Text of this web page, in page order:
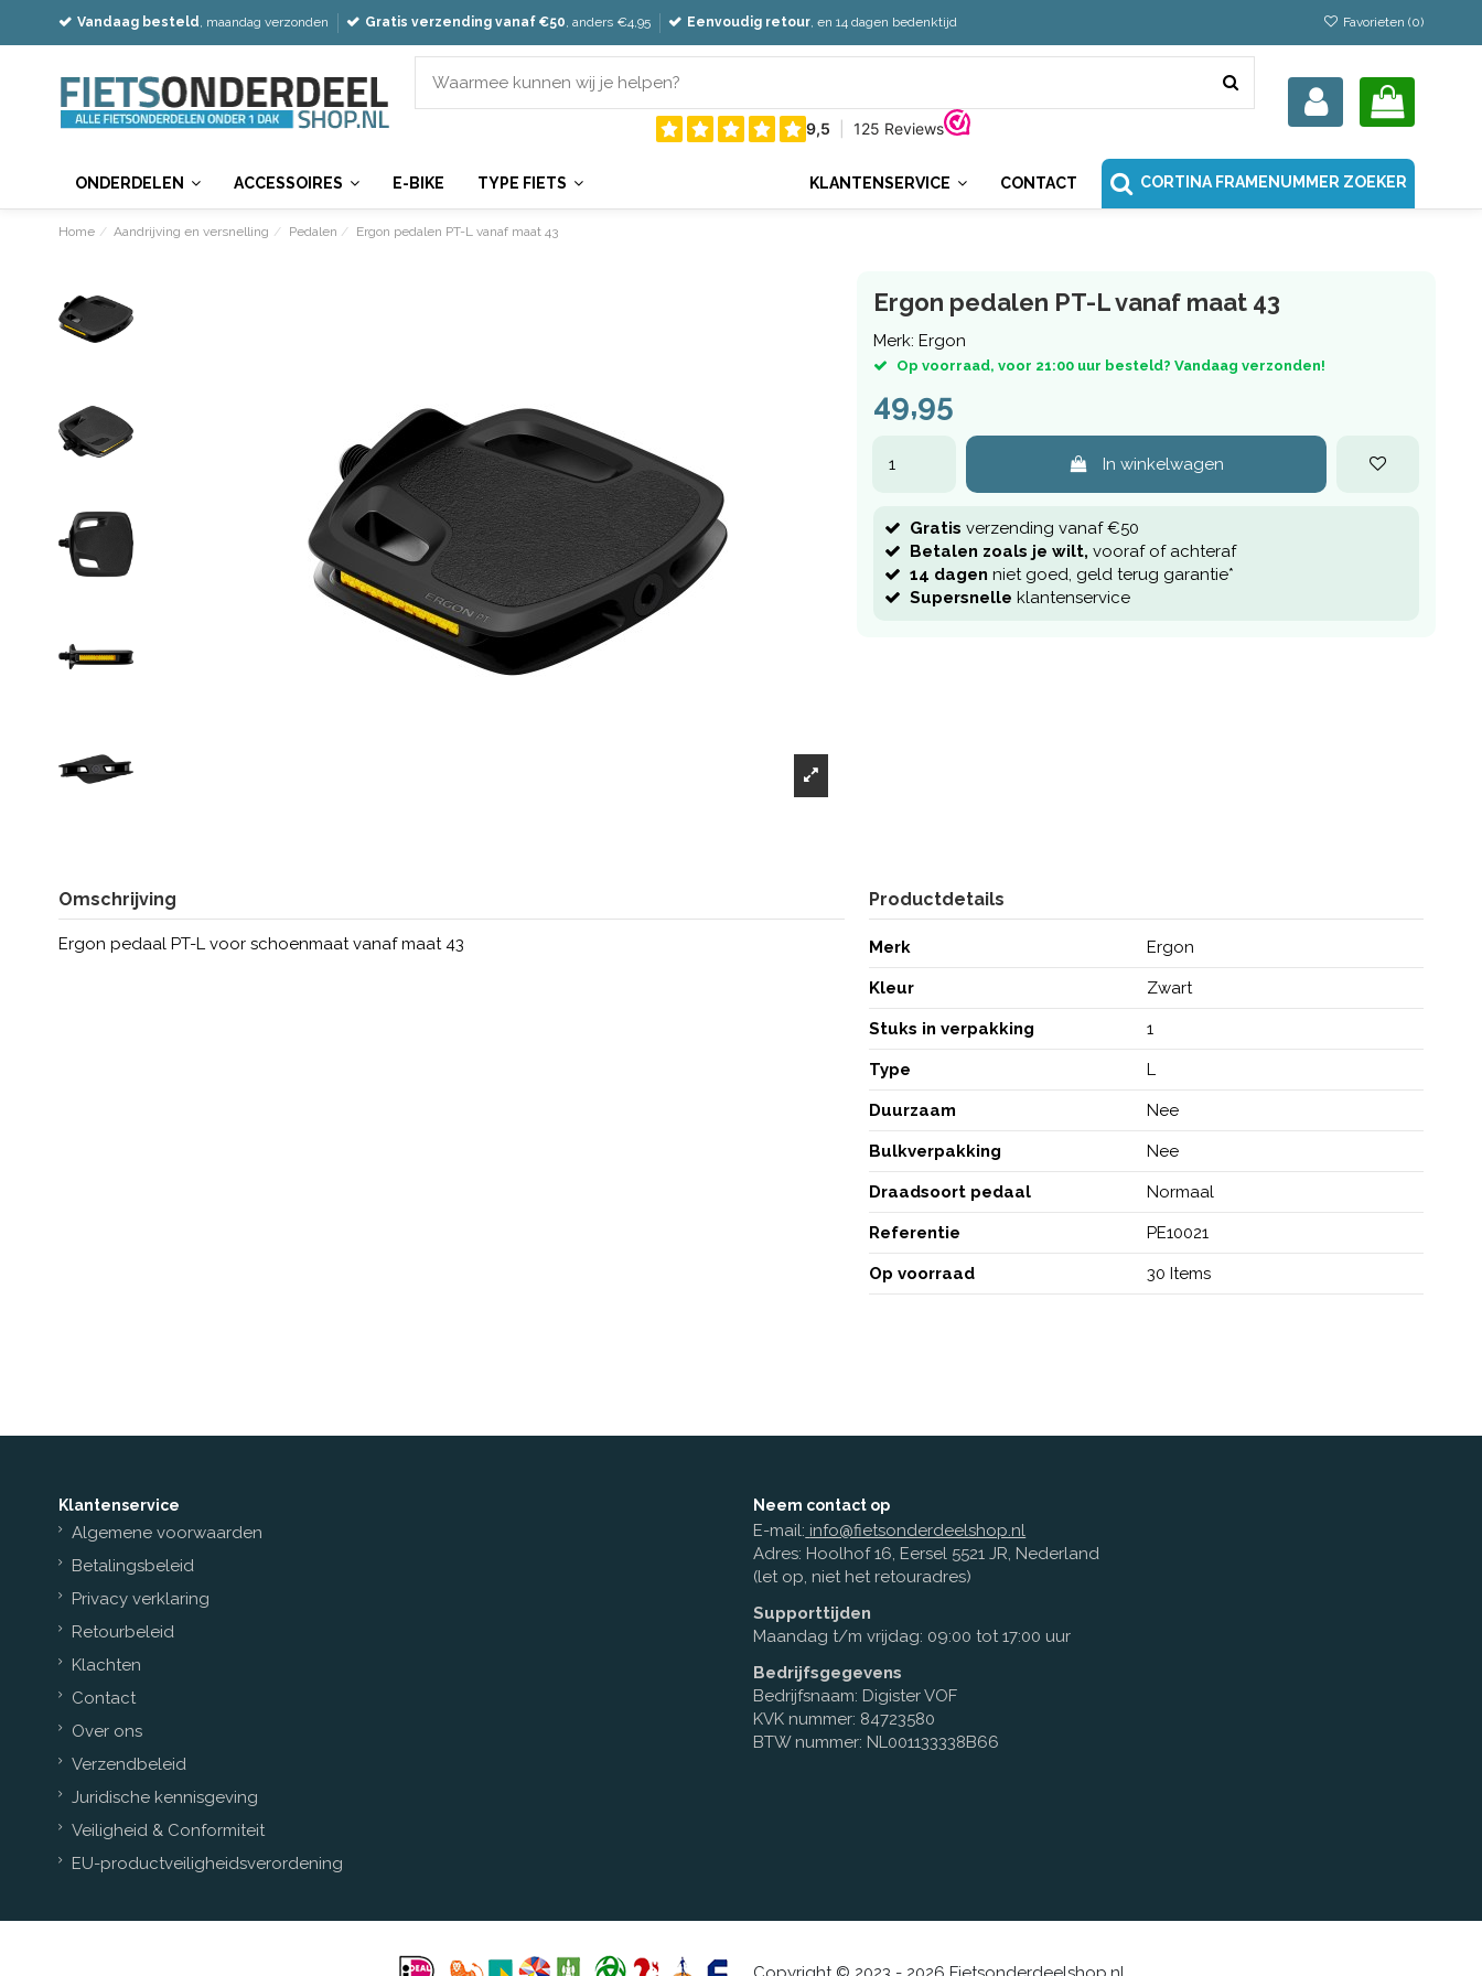
Vandaag besteld, maandag verzonden Gratis verzending vanaf €50, anders €4,95 Eenvoudig retour, en 14 dagen bedenktijd Favorieten (0)
ONDERDELEN ACCESSOIRES E-BIKE TYPE FIETS CORTINA FRAMENUMMER ZOEKER
CONTACT
KLANTENSERVICE
Home Aandrijving en versnelling Pedalen Ergon pedalen PT-L vanaf maat 43
Ergon pedalen PT-L vanaf maat 43
Merk: Ergon
Op voorraad, voor 21:00 uur besteld? Vandaag verzonden!
49,95
In winkelwagen
Gratis verzending vanaf €50
Betalen zoals je wilt, vooraf of achteraf
14 dagen niet goed, geld terug garantie*
Supersnelle klantenservice
Omschrijving
Ergon pedaal PT-L voor schoenmaat vanaf maat 43
Productdetails
Merk Ergon
Kleur Zwart
Stuks in verpakking 1
Type L
Duurzaam Nee
Bulkverpakking Nee
Draadsoort pedaal Normaal
Referentie PE10021
Op voorraad 30 Items
Klantenservice
Algemene voorwaarden
Betalingsbeleid
Privacy verklaring
Retourbeleid
Klachten
Contact
Over ons
Verzendbeleid
Juridische kennisgeving
Veiligheid & Conformiteit
EU-productveiligheidsverordening
Neem contact op
E-mail: info@fietsonderdeelshop.nl
Adres: Hoolhof 16, Eersel 5521 JR, Nederland
(let op, niet het retouradres)
Supporttijden
Maandag t/m vrijdag: 09:00 tot 17:00 uur
Bedrijfsgegevens
Bedrijfsnaam: Digister VOF
KVK nummer: 84723580
BTW nummer: NL001133338B66